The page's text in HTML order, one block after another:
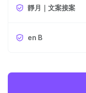
靜月｜文案接案
en B